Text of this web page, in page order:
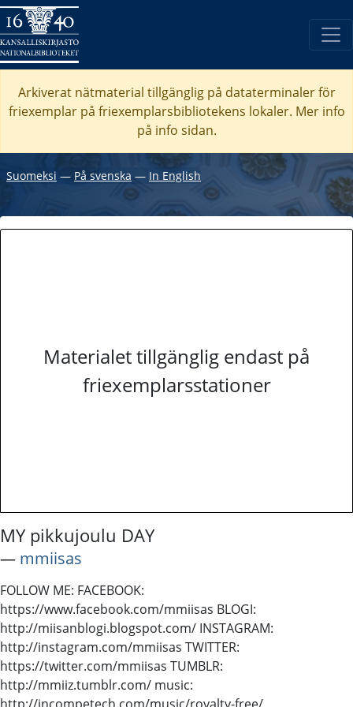
Arkiverat nätmaterial tillgänglig på dataterminaler för
friexemplar på friexemplarsbibliotekens lokaler. Mer info
på info sidan.
Suomeksi ― På svenska ― In English
Materialet tillgänglig endast på
friexemplarsstationer
MY pikkujoulu DAY
― mmiisas
FOLLOW ME: FACEBOOK:
https://www.facebook.com/mmiisas BLOGI:
http://miisanblogi.blogspot.com/ INSTAGRAM:
http://instagram.com/mmiisas TWITTER:
https://twitter.com/mmiisas TUMBLR:
http://mmiiz.tumblr.com/ music: